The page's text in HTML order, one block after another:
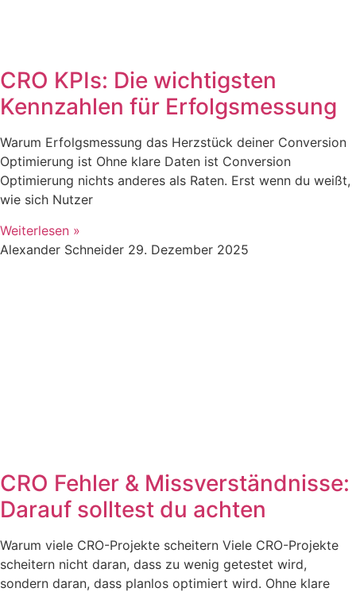
CRO KPIs: Die wichtigsten
Kennzahlen für Erfolgsmessung
Warum Erfolgsmessung das Herzstück deiner Conversion
Optimierung ist Ohne klare Daten ist Conversion
Optimierung nichts anderes als Raten. Erst wenn du weißt,
wie sich Nutzer
Weiterlesen »
Alexander Schneider 29. Dezember 2025
CRO Fehler & Missverständnisse:
Darauf solltest du achten
Warum viele CRO-Projekte scheitern Viele CRO-Projekte
scheitern nicht daran, dass zu wenig getestet wird,
sondern daran, dass planlos optimiert wird. Ohne klare